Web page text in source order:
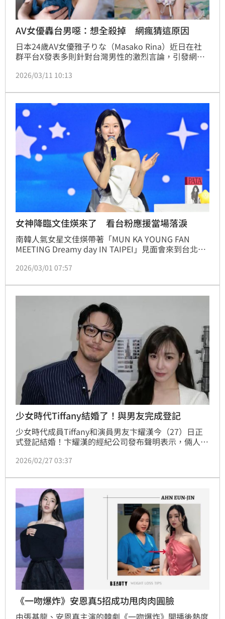
AV女優轟台男噁：想全殺掉 網瘋猜這原因
日本24歲AV女優雅子りな（Masako Rina）近日在社
群平台X發表多則針對台灣男性的激烈言論，引發網路
括「想把台灣男子全部殺掉」等字眼，雖然貼文發布後
論。
2026/03/11 10:13
女神降臨文佳煐來了 看台粉應援當場落淚
南韓人氣女星文佳煐帶著「MUN KA YOUNG FAN
MEETING Dreamy day IN TAIPEI」見面會來到台北，
長裙襬，優雅氣場宛如女神降臨，在燈光映照下更顯出
的〈Like a Star〉，溫柔嗓音瞬間抓住全場耳朵，接著
用標準中文向粉絲問候：「大家好！我是文佳煐。」
2026/03/01 07:57
少女時代Tiffany結婚了！與男友完成登記
少女時代成員Tiffany和演員男友卞耀漢今（27）日正
式登記結婚！卞耀漢的經紀公司發布聲明表示，倆人在
式則會擇期簡單進行。至於外界猜測是否是因為懷孕，
2026/02/27 03:37
《一吻爆炸》安恩真5招成功甩肉肉圓臉